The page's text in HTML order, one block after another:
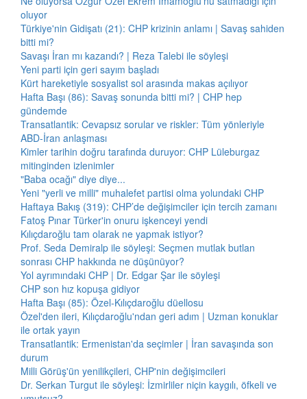
oluyor
Türkiye'nin Gidişatı (21): CHP krizinin anlamı | Savaş sahiden
bitti mi?
Savaşı İran mı kazandı? | Reza Talebi ile söyleşi
Yeni parti için geri sayım başladı
Kürt hareketiyle sosyalist sol arasında makas açılıyor
Hafta Başı (86): Savaş sonunda bitti mi? | CHP hep
gündemde
Transatlantik: Cevapsız sorular ve riskler: Tüm yönleriyle
ABD-İran anlaşması
Kimler tarihin doğru tarafında duruyor: CHP Lüleburgaz
mitinginden izlenimler
"Baba ocağı" diye diye...
Yeni "yerli ve milli" muhalefet partisi olma yolundaki CHP
Haftaya Bakış (319): CHP’de değişimciler için tercih zamanı
Fatoş Pınar Türker'in onuru işkenceyi yendi
Kılıçdaroğlu tam olarak ne yapmak istiyor?
Prof. Seda Demiralp ile söyleşi: Seçmen mutlak butlan
sonrası CHP hakkında ne düşünüyor?
Yol ayrımındaki CHP | Dr. Edgar Şar ile söyleşi
CHP son hız kopuşa gidiyor
Hafta Başı (85): Özel-Kılıçdaroğlu düellosu
Özel'den ileri, Kılıçdaroğlu'ndan geri adım | Uzman konuklar
ile ortak yayın
Transatlantik: Ermenistan'da seçimler | İran savaşında son
durum
Milli Görüş'ün yenilikçileri, CHP'nin değişimcileri
Dr. Serkan Turgut ile söyleşi: İzmirliler niçin kaygılı, öfkeli ve